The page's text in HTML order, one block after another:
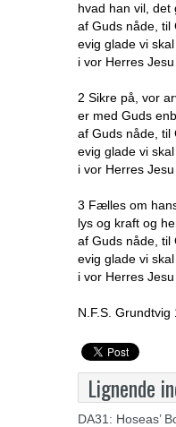
hvad han vil, det
af Guds nåde,
evig glade vi
i vor Herres Jesu
2 Sikre på, vor
er med Guds
af Guds nåde,
evig glade vi
i vor Herres Jesu
3 Fælles om
lys og kraft og
af Guds nåde,
evig glade vi
i vor Herres Jesu
N.F.S. Grundtvig
Lignende
DA31: Hoseas’